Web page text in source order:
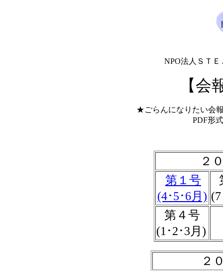
NPO法人ＳＴ
【会
★ごらんになりたい会
PDF形
２
第１号
(4･5･6月)
第４号
(1･2･3月)
２